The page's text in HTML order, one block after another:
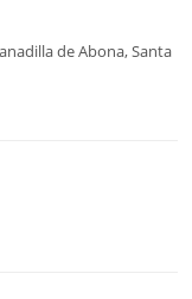
de Abona, Santa